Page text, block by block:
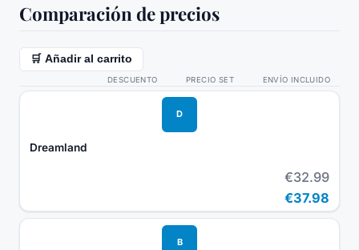
Comparación de precios
🛒 Añadir al carrito
DESCUENTO PRECIO SET ENVÍO INCLUIDO
D
Dreamland
€32.99
€37.98
B